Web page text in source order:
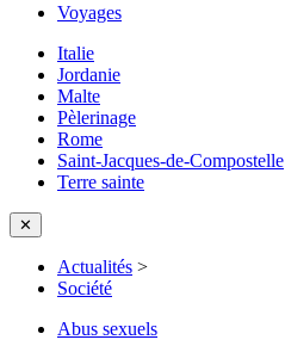
Voyages
Italie
Jordanie
Malte
Pèlerinage
Rome
Saint-Jacques-de-Compostelle
Terre sainte
✕
Actualités >
Société
Abus sexuels